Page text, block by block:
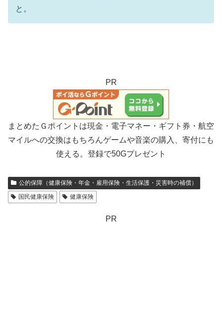
と。
PR
まとめたＧポイントは現金・電子マネー・ギフト券・航空
マイルへの交換はもちろんゲームや音楽の購入、寄付にも
使える。登録で50Gプレゼント
公的保障（健康保険・年金・雇用保険・生活保護・災害時の補償）
国民健康保険
健康保険
PR